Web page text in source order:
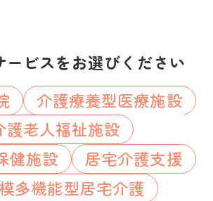
ービスをお選びください
介護療養型医療施設
護老人福祉施設
健施設
居宅介護支援
多機能型居宅介護